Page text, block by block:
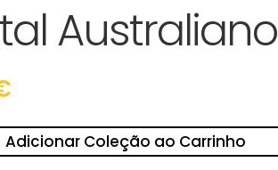
Australiano
Adicionar Coleção ao Carrinho